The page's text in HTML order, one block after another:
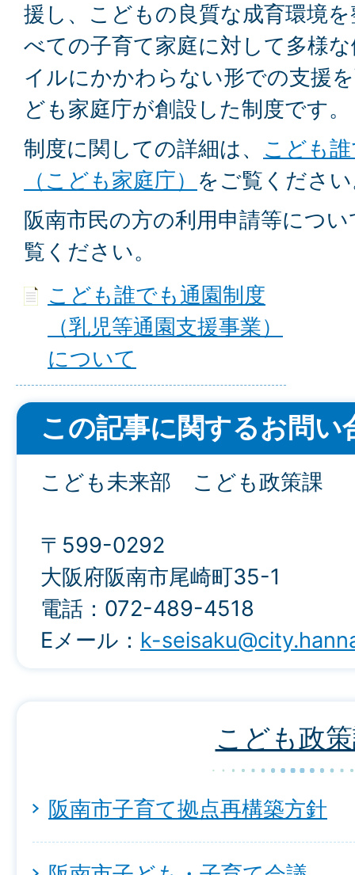
援し、こどもの良質な成育環境
べての子育て家庭に対して多様
イルにかかわらない形での支援
ども家庭庁が創設した制度です。
制度に関しての詳細は、 こども
（こども家庭庁） をご覧くださ
阪南市民の方の利用申請等につ
覧ください。
こども誰でも通園制度
（乳児等通園支援事業）
について
この記事に関するお問い
こども未来部 こども政策課
〒599-0292
大阪府阪南市尾崎町35-1
電話：072-489-4518
Eメール： k-
こども政
阪南市子育て拠点再構築方針